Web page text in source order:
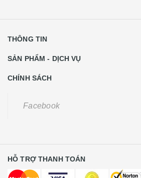
THÔNG TIN
SẢN PHẨM - DỊCH VỤ
CHÍNH SÁCH
Facebook
HỖ TRỢ THANH TOÁN